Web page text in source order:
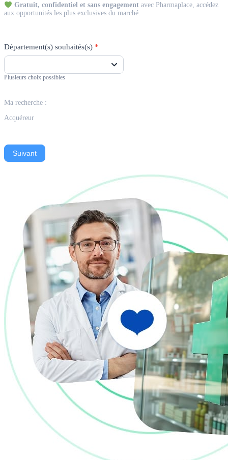
Gratuit, confidentiel et sans engagementavec Pharmaplace, accédez
aux opportunités les plus exclusives du marché.
Département(s) souhaités(s) *
Plusieurs choix possibles
Ma recherche :
Acquéreur
Suivant